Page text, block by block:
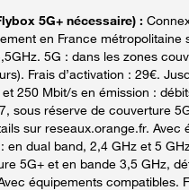
5G+ nécessaire) :
en France métropolitaine
5G : dans les zones
Frais d’activation : 29€.
250 Mbit/s en émission :
sous réserve de couverture
sur reseaux.orange.fr. Avec
en dual band, 2,4 GHz et 5
5G+ et en bande 3,5 GHz,
équipements compatibles.